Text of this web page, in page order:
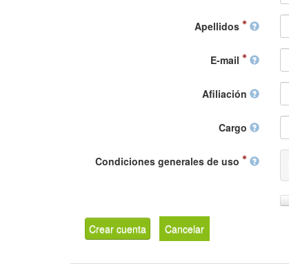
Apellidos
E-mail
Afiliación
Cargo
Condiciones generales de uso
Crear cuenta Cancelar